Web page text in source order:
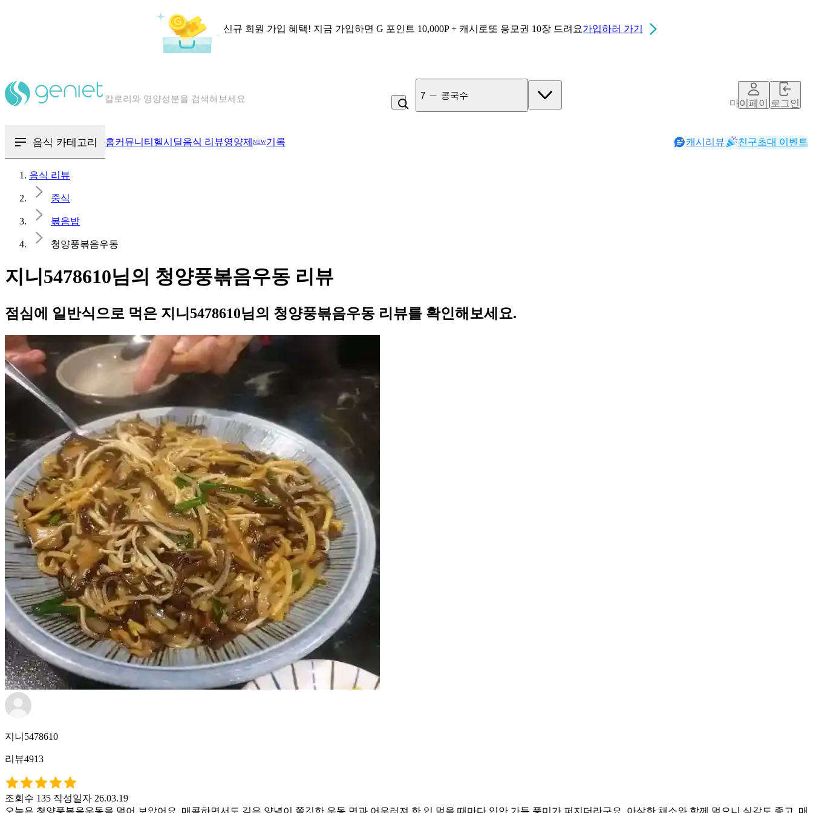
신규 회원 가입 혜택! 지금 가입하면 G 포인트 10,000P + 캐시로또 응모권 10장 드려요가입하러 가기
혈당 · 다이어트 음식 검색해보세요
8 냉면
마이페이지로그인
음식 카테고리 홈커뮤니티 헬시딜음식 리뷰영양제 NEW기록 캐시리뷰 친구초대 이벤트
음식 리뷰
중식
볶음밥
청양풍볶음우동
지니5478610님의 청양풍볶음우동 리뷰
점심에 일반식으로 먹은 지니5478610님의 청양풍볶음우동 리뷰를 확인해보세요.
지니5478610
리뷰4913
조회수 135 작성일자 26.03.19
오늘은 청양풍볶음우동을 먹어 보았어요. 매콤하면서도 깊은 양념이 쫄깃한 우동 면과 어우러져 한 입 먹을 때마다 입안 가득 풍미가 퍼지더라구요. 아삭한 채소와 함께 먹으니 식감도 좋고, 매